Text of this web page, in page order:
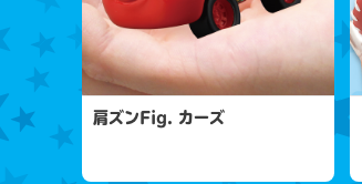
肩ズンFig. カーズ